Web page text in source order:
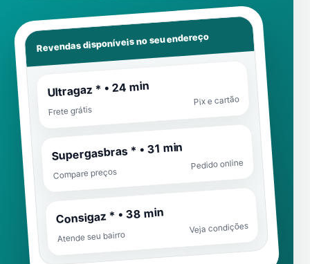
Revendas disponíveis no seu endereço
Ultragaz * • 24 min
Frete grátis
Pix e cartão
Supergasbras * • 31 min
Compare preços
Pedido online
Consigaz * • 38 min
Atende seu bairro
Veja condições